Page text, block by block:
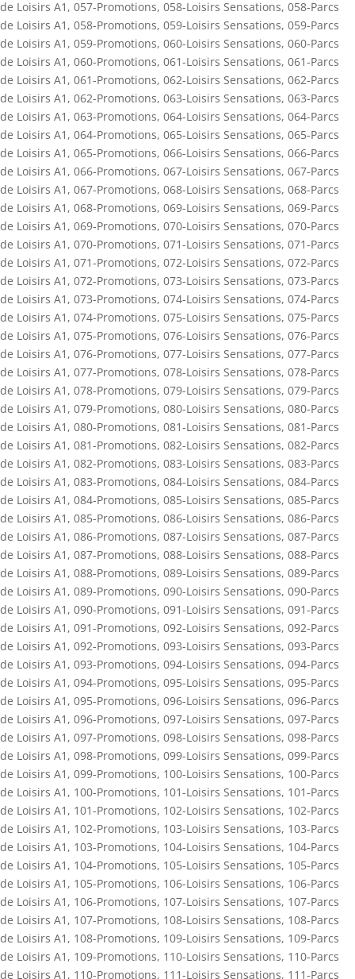
de Loisirs A1 , 057-Promotions, 058-Loisirs Sensations, 058-Parcs
de Loisirs A1 , 058-Promotions, 059-Loisirs Sensations, 059-Parcs
de Loisirs A1 , 059-Promotions, 060-Loisirs Sensations, 060-Parcs
de Loisirs A1 , 060-Promotions, 061-Loisirs Sensations, 061-Parcs
de Loisirs A1 , 061-Promotions, 062-Loisirs Sensations, 062-Parcs
de Loisirs A1 , 062-Promotions, 063-Loisirs Sensations, 063-Parcs
de Loisirs A1 , 063-Promotions, 064-Loisirs Sensations, 064-Parcs
de Loisirs A1 , 064-Promotions, 065-Loisirs Sensations, 065-Parcs
de Loisirs A1 , 065-Promotions, 066-Loisirs Sensations, 066-Parcs
de Loisirs A1 , 066-Promotions, 067-Loisirs Sensations, 067-Parcs
de Loisirs A1 , 067-Promotions, 068-Loisirs Sensations, 068-Parcs
de Loisirs A1 , 068-Promotions, 069-Loisirs Sensations, 069-Parcs
de Loisirs A1 , 069-Promotions, 070-Loisirs Sensations, 070-Parcs
de Loisirs A1 , 070-Promotions, 071-Loisirs Sensations, 071-Parcs
de Loisirs A1 , 071-Promotions, 072-Loisirs Sensations, 072-Parcs
de Loisirs A1 , 072-Promotions, 073-Loisirs Sensations, 073-Parcs
de Loisirs A1 , 073-Promotions, 074-Loisirs Sensations, 074-Parcs
de Loisirs A1 , 074-Promotions, 075-Loisirs Sensations, 075-Parcs
de Loisirs A1 , 075-Promotions, 076-Loisirs Sensations, 076-Parcs
de Loisirs A1 , 076-Promotions, 077-Loisirs Sensations, 077-Parcs
de Loisirs A1 , 077-Promotions, 078-Loisirs Sensations, 078-Parcs
de Loisirs A1 , 078-Promotions, 079-Loisirs Sensations, 079-Parcs
de Loisirs A1 , 079-Promotions, 080-Loisirs Sensations, 080-Parcs
de Loisirs A1 , 080-Promotions, 081-Loisirs Sensations, 081-Parcs
de Loisirs A1 , 081-Promotions, 082-Loisirs Sensations, 082-Parcs
de Loisirs A1 , 082-Promotions, 083-Loisirs Sensations, 083-Parcs
de Loisirs A1 , 083-Promotions, 084-Loisirs Sensations, 084-Parcs
de Loisirs A1 , 084-Promotions, 085-Loisirs Sensations, 085-Parcs
de Loisirs A1 , 085-Promotions, 086-Loisirs Sensations, 086-Parcs
de Loisirs A1 , 086-Promotions, 087-Loisirs Sensations, 087-Parcs
de Loisirs A1 , 087-Promotions, 088-Loisirs Sensations, 088-Parcs
de Loisirs A1 , 088-Promotions, 089-Loisirs Sensations, 089-Parcs
de Loisirs A1 , 089-Promotions, 090-Loisirs Sensations, 090-Parcs
de Loisirs A1 , 090-Promotions, 091-Loisirs Sensations, 091-Parcs
de Loisirs A1 , 091-Promotions, 092-Loisirs Sensations, 092-Parcs
de Loisirs A1 , 092-Promotions, 093-Loisirs Sensations, 093-Parcs
de Loisirs A1 , 093-Promotions, 094-Loisirs Sensations, 094-Parcs
de Loisirs A1 , 094-Promotions, 095-Loisirs Sensations, 095-Parcs
de Loisirs A1 , 095-Promotions, 096-Loisirs Sensations, 096-Parcs
de Loisirs A1 , 096-Promotions, 097-Loisirs Sensations, 097-Parcs
de Loisirs A1 , 097-Promotions, 098-Loisirs Sensations, 098-Parcs
de Loisirs A1 , 098-Promotions, 099-Loisirs Sensations, 099-Parcs
de Loisirs A1 , 099-Promotions, 100-Loisirs Sensations, 100-Parcs
de Loisirs A1 , 100-Promotions, 101-Loisirs Sensations, 101-Parcs
de Loisirs A1 , 101-Promotions, 102-Loisirs Sensations, 102-Parcs
de Loisirs A1 , 102-Promotions, 103-Loisirs Sensations, 103-Parcs
de Loisirs A1 , 103-Promotions, 104-Loisirs Sensations, 104-Parcs
de Loisirs A1 , 104-Promotions, 105-Loisirs Sensations, 105-Parcs
de Loisirs A1 , 105-Promotions, 106-Loisirs Sensations, 106-Parcs
de Loisirs A1 , 106-Promotions, 107-Loisirs Sensations, 107-Parcs
de Loisirs A1 , 107-Promotions, 108-Loisirs Sensations, 108-Parcs
de Loisirs A1 , 108-Promotions, 109-Loisirs Sensations, 109-Parcs
de Loisirs A1 , 109-Promotions, 110-Loisirs Sensations, 110-Parcs
de Loisirs A1 , 110-Promotions, 111-Loisirs Sensations, 111-Parcs